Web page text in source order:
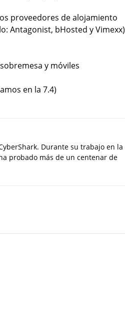
proveedores de alojamiento
Antagonist, bHosted y Vimexx)
y móviles
en la 7.4)
Durante su trabajo en la
probado más de un centenar de